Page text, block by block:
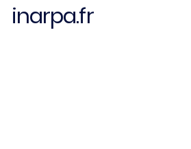
inarpa.fr